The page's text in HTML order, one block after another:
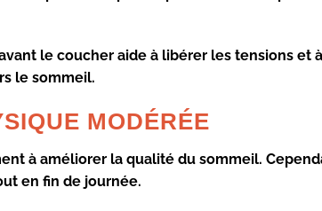
le coucher aide à libérer les tensions et
le sommeil.
MODÉRÉE
à améliorer la qualité du sommeil.
en fin de journée.